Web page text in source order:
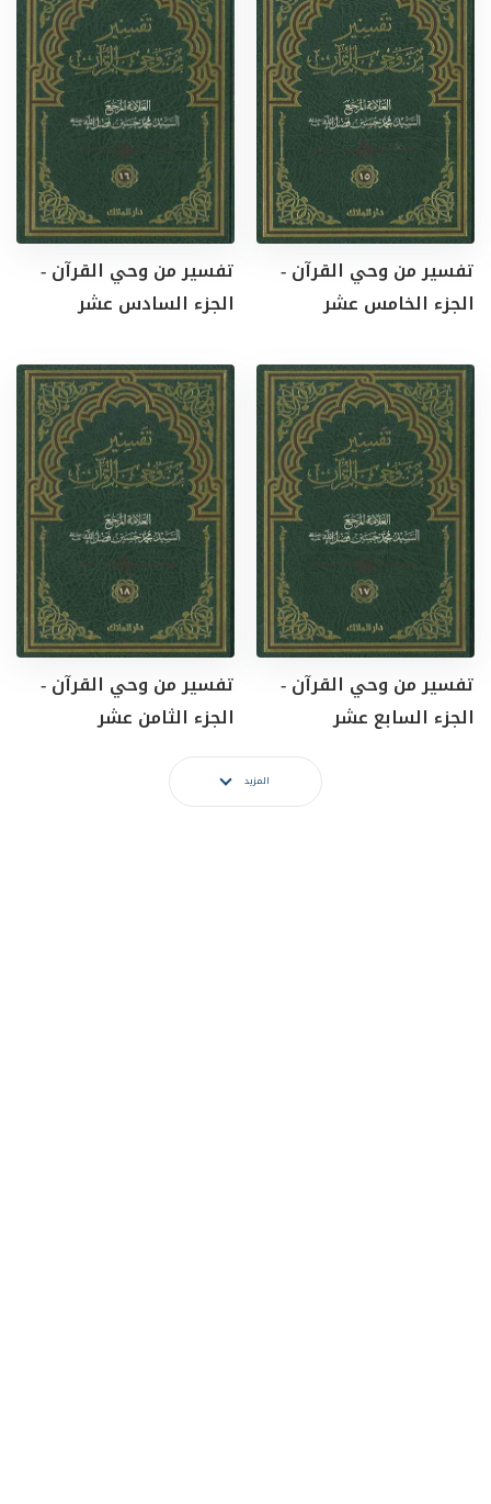
تفسير من وحي القرآن -
الجزء الخامس عشر
تفسير من وحي القرآن -
الجزء السادس عشر
تفسير من وحي القرآن -
الجزء السابع عشر
تفسير من وحي القرآن -
الجزء الثامن عشر
المزيد